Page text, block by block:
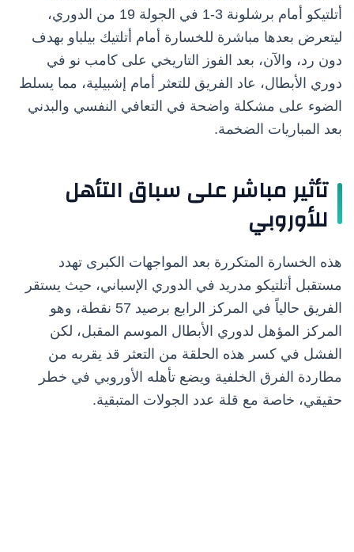
أتلتيكو أمام برشلونة 3-1 في الجولة 19 من الدوري،
ليتعرض بعدها مباشرة للخسارة أمام أتلتيك بيلباو بهدف
دون رد، والآن، بعد الفوز التاريخي على كامب نو في
دوري الأبطال، عاد الفريق للتعثر أمام إشبيلية، مما يسلط
الضوء على مشكلة واضحة في التعافي النفسي والبدني
بعد المباريات الضخمة.
تأثير مباشر على سباق التأهل
للأوروبي
هذه الخسارة المتكررة بعد المواجهات الكبرى تهدد
مستقبل أتلتيكو مدريد في الدوري الإسباني، حيث يستقر
الفريق حالياً في المركز الرابع برصيد 57 نقطة، وهو
المركز المؤهل لدوري الأبطال الموسم المقبل، لكن
الفشل في كسر هذه الحلقة من التعثر قد يقربه من
مطاردة الفرق الخلفية ويضع تأهله الأوروبي في خطر
حقيقي، خاصة مع قلة عدد الجولات المتبقية.